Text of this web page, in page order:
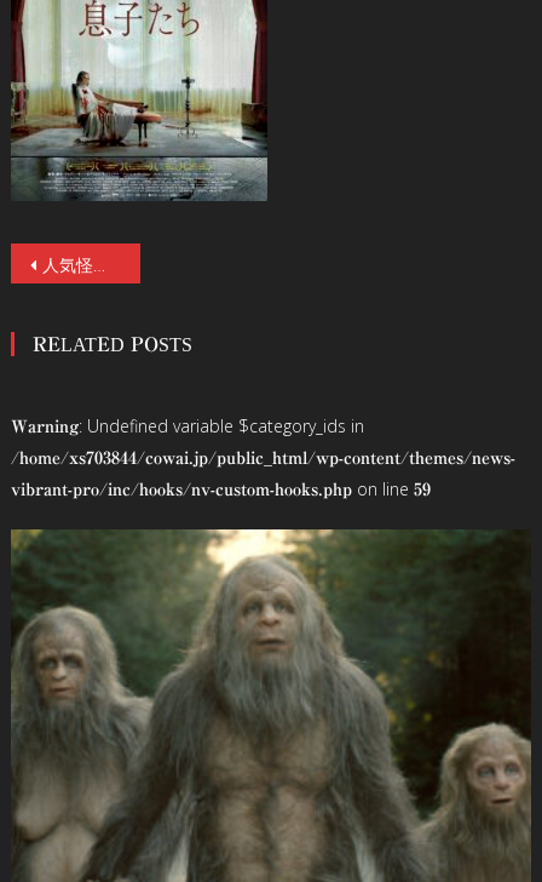
投
ナ
ゲ
ー
シ
ョ
ン
人気怪談師・夜馬裕、牛抱せん夏の推薦コメント到着！ジェラルメ国際ファンタスティカ映画祭グランプリ！ポルトガル伝来のマザコンホラー『アメリアの息子たち』10／25（土）公開！
RELATED POSTS
Warning: Undefined variable $category_ids in
/home/xs703844/cowai.jp/public_html/wp-content/themes/news-
vibrant-pro/inc/hooks/nv-custom-hooks.phpon line 59